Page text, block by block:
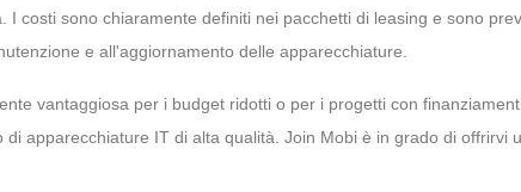
costi sono chiaramente definiti nei pacchetti di leasing e sono
e all'aggiornamento delle apparecchiature.
vantaggiosa per i budget ridotti o per i progetti con
apparecchiature IT di alta qualità. Join Mobi è in grado di offrirvi